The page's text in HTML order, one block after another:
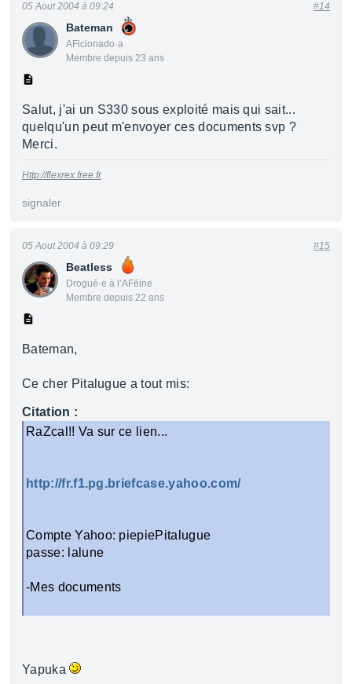
Bateman
AFicionado·a
Membre depuis 23 ans
05 Aout 2004 à 09:24 #14
Salut, j'ai un S330 sous exploité mais qui sait...
quelqu'un peut m'envoyer ces documents svp ?
Merci.
Http://flexrex.free.fr
signaler
Beatless
Drogué·e à l’AFéine
Membre depuis 22 ans
05 Aout 2004 à 09:29 #15
Bateman,
Ce cher Pitalugue a tout mis:
Citation :
RaZcal!! Va sur ce lien...
http://fr.f1.pg.briefcase.yahoo.com/
Compte Yahoo: piepiePitalugue
passe: lalune
-Mes documents
Yapuka